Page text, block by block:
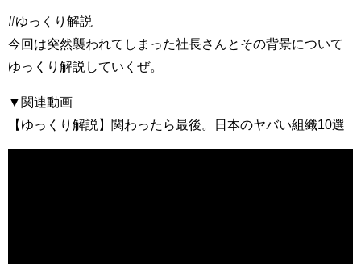
#ゆっくり解説
今回は突然襲われてしまった社長さんとその背景について
ゆっくり解説していくぜ。
▼関連動画
【ゆっくり解説】関わったら最後。日本のヤバい組織10選